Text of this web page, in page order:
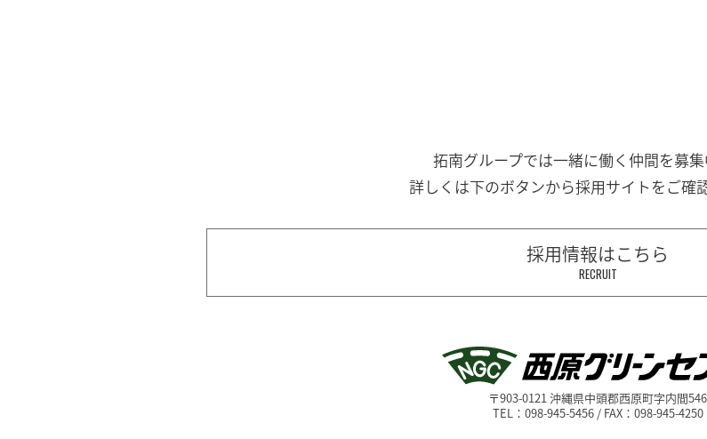
拓南グループでは一緒に働く 仲間を募集
詳しくは下のボタンから採用サイトをご確
採用情報はこちら
RECRUIT
〒903-0121 沖縄県中頭郡西原町字内間546
TEL：098-945-5456 / FAX：098-945-4250